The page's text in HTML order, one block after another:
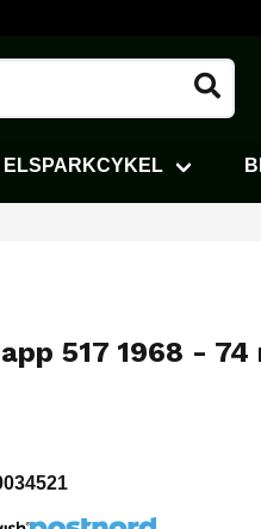
ELSPARKCYKEL
517 1968 -